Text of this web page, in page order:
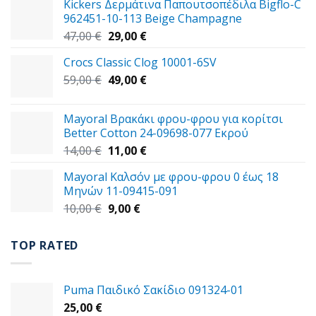
Kickers Δερμάτινα Παπουτσοπέδιλα Bigflo-C
962451-10-113 Beige Champagne
47,00€ Original
was:
47,00 €.
29,00 €Η
τιμή
είναι:
Crocs Classic Clog 10001-6SV
59,00€ Original
59,00 €.
49,00 €Η
είναι:
49,00 €.
Mayoral Βρακάκι φρου-φρου για κορίτσι
Better Cotton 24-09698-077 Εκρού
14,00€ Original
was:
14,00 €.
11,00 €Η
τιμή
είναι:
Mayoral Καλσόν με φρου-φρου 0 έως 18
Μηνών 11-09415-091
10,00€ Original
9,00 €Η
TOP RATED
Puma Παιδικό Σακίδιο 091324-01
25,00 €